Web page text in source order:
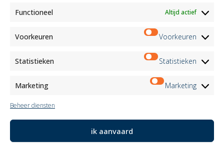
Functioneel Altijd actief
Voorkeuren Voorkeuren
Statistieken Statistieken
Marketing Marketing
Beheer diensten
ik aanvaard
Customer Information
Information for Candidates
Newsletter Information